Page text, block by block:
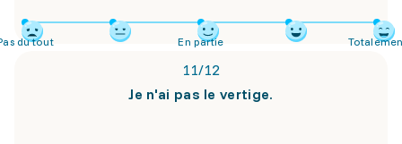
du tout En partie
11/12
Je n'ai pas le vertige.